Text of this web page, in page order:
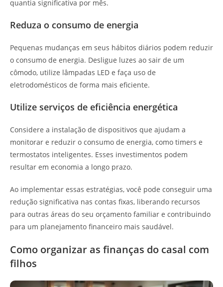
quantia significativa por mês.
Reduza o consumo de energia
Pequenas mudanças em seus hábitos diários podem reduzir
o consumo de energia. Desligue luzes ao sair de um
cômodo, utilize lâmpadas LED e faça uso de
eletrodomésticos de forma mais eficiente.
Utilize serviços de eficiência energética
Considere a instalação de dispositivos que ajudam a
monitorar e reduzir o consumo de energia, como timers e
termostatos inteligentes. Esses investimentos podem
resultar em economia a longo prazo.
Ao implementar essas estratégias, você pode conseguir uma
redução significativa nas contas fixas, liberando recursos
para outras áreas do seu orçamento familiar e contribuindo
para um planejamento financeiro mais saudável.
Como organizar as finanças do casal com
filhos